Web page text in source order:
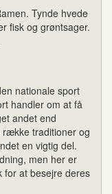
Tynde hvede
fisk og grøntsager.
nationale sport
handler om at få
andet end
række traditioner og
en vigtig del.
men her er
for at besejre deres